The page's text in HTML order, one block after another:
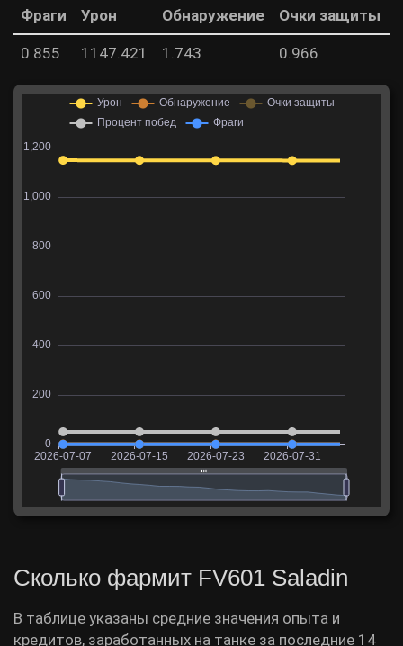
Фраги Урон Обнаружение Очки защиты
0.855 1147.421 1.743 0.966
Сколько фармит FV601 Saladin
В таблице указаны средние значения опыта и
кредитов, заработанных на танке за последние 14